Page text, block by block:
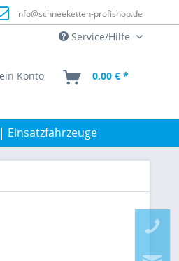
info@schneeketten-profishop.de
Service/Hilfe
Konto 0,00 € *
Einsatzfahrzeuge